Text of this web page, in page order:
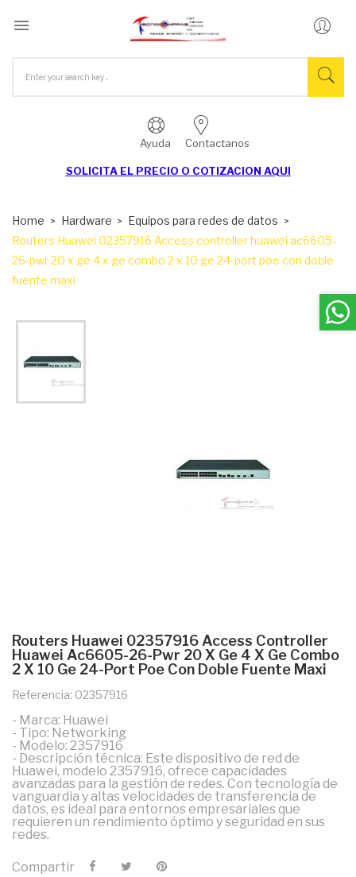

Ayuda Contactanos
SOLICITA EL PRECIO O COTIZACION AQUI
Home Hardware
Equipos para redes de datos
Routers Huawei 02357916 Access controller huawei ac6605-
26-pwr 20 x ge 4 x ge combo 2 x 10 ge 24-port poe con doble
fuente maxi
Routers Huawei 02357916 Access Controller
Huawei Ac6605-26-Pwr 20 X Ge 4 X Ge Combo
2 X 10 Ge 24-Port Poe Con Doble Fuente Maxi
Referencia: 02357916
- Marca: Huawei
- Tipo: Networking
- Modelo: 2357916
- Descripción técnica: Este dispositivo de red de
Huawei, modelo 2357916, ofrece capacidades
avanzadas para la gestión de redes. Con tecnología de
vanguardia y altas velocidades de transferencia de
datos, es ideal para entornos empresariales que
requieren un rendimiento óptimo y seguridad en sus
redes.
Compartir